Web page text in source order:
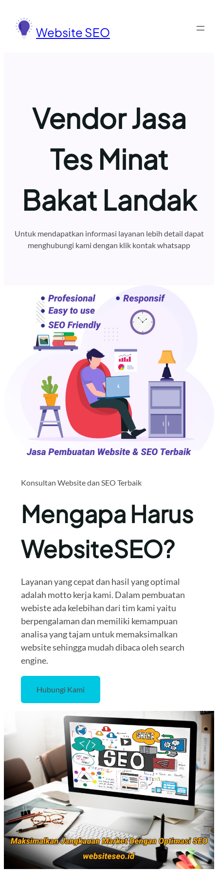
konten
Website SEO
Vendor Jasa
Tes Minat
Bakat Landak
Untuk mendapatkan informasi layanan lebih detail dapat
menghubungi kami dengan klik kontak whatsapp
Konsultan Website dan SEO Terbaik
Mengapa Harus
WebsiteSEO?
Layanan yang cepat dan hasil yang optimal
adalah motto kerja kami. Dalam pembuatan
webiste ada kelebihan dari tim kami yaitu
berpengalaman dan memiliki kemampuan
analisa yang tajam untuk memaksimalkan
website sehingga mudah dibaca oleh search
engine.
Hubungi Kami